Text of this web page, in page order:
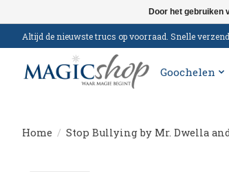
Altijd de nieuwste trucs op voorraad. Snelle
Goochelen
Home / Stop Bullying by Mr. Dwella
Door het gebruiken